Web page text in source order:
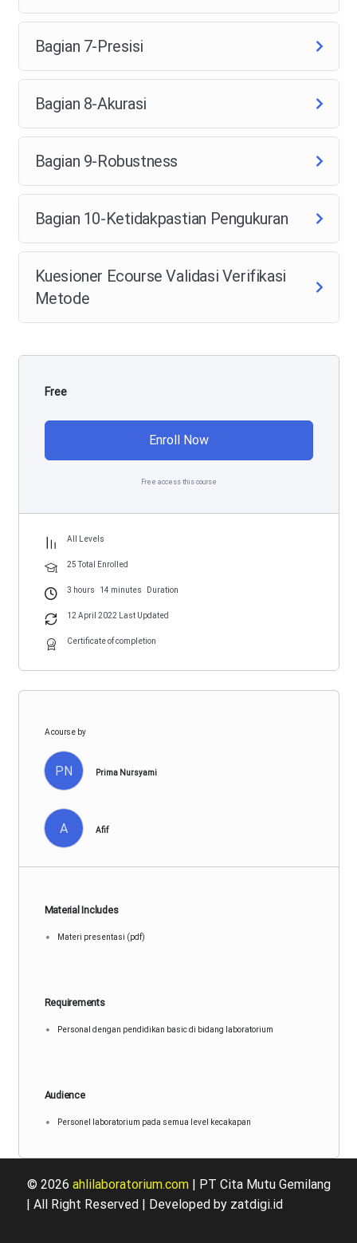
Bagian 7-Presisi
Bagian 8-Akurasi
Bagian 9-Robustness
Bagian 10-Ketidakpastian Pengukuran
Kuesioner Ecourse Validasi Verifikasi
Metode
Free
Enroll Now
Free access this course
All Levels
25 Total Enrolled
3 hours 14 minutes Duration
12 April 2022 Last Updated
Certificate of completion
A course by
PN Prima Nursyami
A Afif
Material Includes
Materi presentasi (pdf)
Requirements
Personal dengan pendidikan basic di bidang laboratorium
Audience
Personel laboratorium pada semua level kecakapan
© 2026 ahlilaboratorium.com| PT Cita Mutu Gemilang
| All Right Reserved | Developed by zatdigi.id